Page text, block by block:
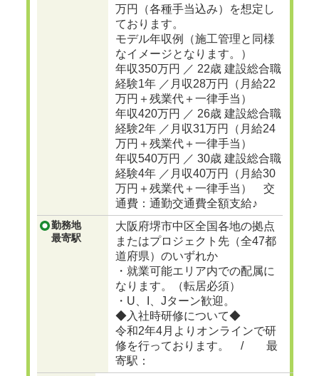
万円（各種手当込み）を想定し
ております。
モデル年収例（施工管理と同様
なイメージとなります。）
年収350万円 ／ 22歳 建設総合職
経験1年 ／月収28万円（月給22
万円＋残業代＋一律手当）
年収420万円 ／ 26歳 建設総合職
経験2年 ／月収31万円（月給24
万円＋残業代＋一律手当）
年収540万円 ／ 30歳 建設総合職
経験4年 ／月収40万円（月給30
万円＋残業代＋一律手当） 交
通費：通勤交通費全額支給♪
勤務地
最寄駅
大阪府堺市中区全国各地の拠点
またはプロジェクト先（全47都
道府県）のいずれか
・就業可能エリア内での配属に
なります。（転居必須）
・U、I、Jターン歓迎。
◆入社時研修について◆
令和2年4月よりオンラインで研
修を行っております。 / 最
寄駅：